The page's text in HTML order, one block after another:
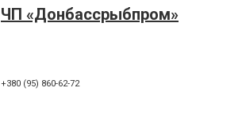
ЧП «Донбассрыбпром»
+380 (95) 860-62-72